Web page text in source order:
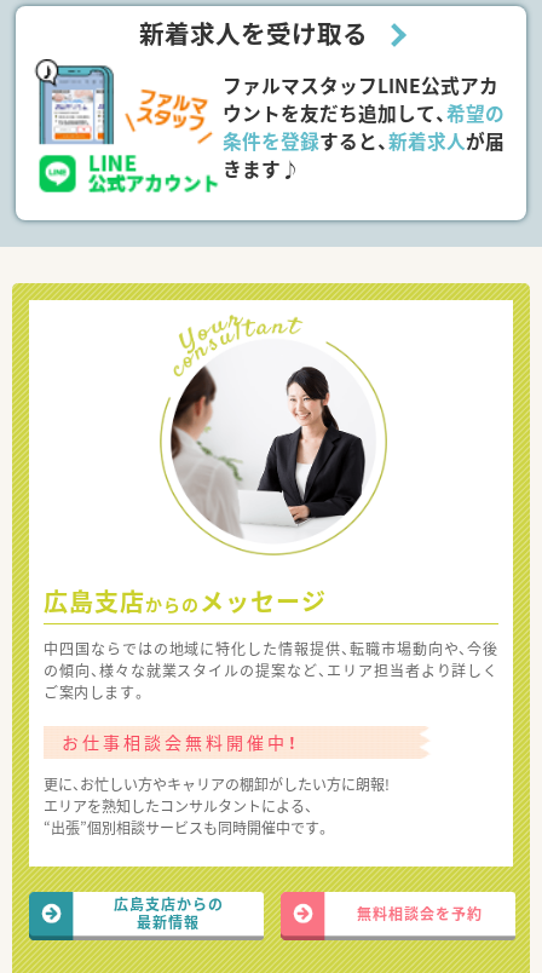
新着求人を受け取る
ファルマスタッフLINE公式アカ
ウントを友だち追加して、希望の
条件を登録すると、新着求人が届
きます♪
広島支店からの メッセージ
中四国ならではの地域に特化した情報提供、転職市場動向や、今後
の傾向、様々な就業スタイルの提案など、エリア担当者より詳しく
ご案内します。
お仕事相談会無料開催中！
更に、お忙しい方やキャリアの棚卸がしたい方に朗報!
エリアを熟知したコンサルタントによる、
“出張”個別相談サービスも同時開催中です。
広島支店からの
最新情報
無料相談会を予約